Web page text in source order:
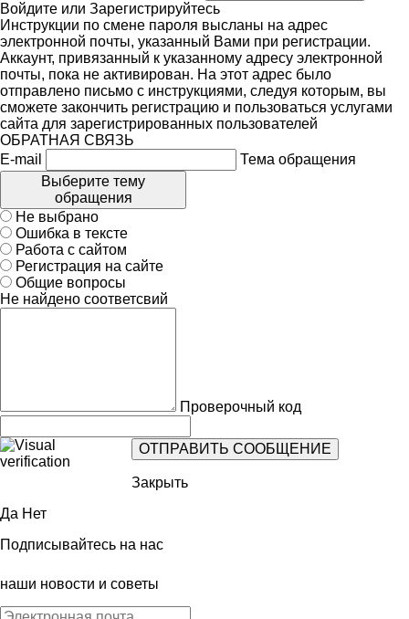
Войдите или Зарегистрируйтесь
Инструкции по смене пароля высланы на адрес
электронной почты, указанный Вами при регистрации.
Аккаунт, привязанный к указанному адресу электронной
почты, пока не активирован. На этот адрес было
отправлено письмо с инструкциями, следуя которым, вы
сможете закончить регистрацию и пользоваться услугами
сайта для зарегистрированных пользователей
ОБРАТНАЯ СВЯЗЬ
E-mail
Тема обращения
Выберите тему
обращения
Не выбрано
Ошибка в тексте
Работа с сайтом
Регистрация на сайте
Общие вопросы
Не найдено соответсвий
Проверочный код
Закрыть
Да Нет
Подписывайтесь на нас
наши новости и советы